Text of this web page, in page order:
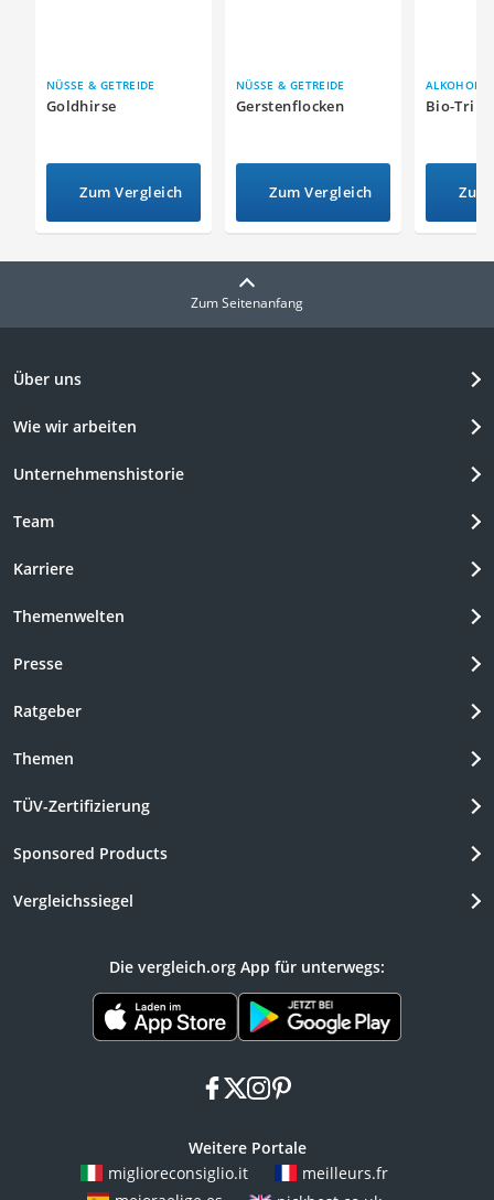
NÜSSE & GETREIDE
Goldhirse
Zum Vergleich
NÜSSE & GETREIDE
Gerstenflocken
Zum Vergleich
Bio-
Zum Seitenanfang
Über uns
Wie wir arbeiten
Unternehmenshistorie
Team
Karriere
Themenwelten
Presse
Ratgeber
Themen
TÜV-Zertifizierung
Sponsored Products
Vergleichssiegel
Die vergleich.org App für unterwegs:
facebook
x instagram
pinterest
Weitere Portale
miglioreconsiglio.it
meilleurs.fr